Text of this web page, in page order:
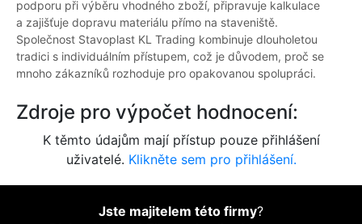
podporu při výběru vhodného zboží, připravuje kalkulace
a zajišťuje dopravu materiálu přímo na staveniště.
Společnost Stavoplast KL Trading kombinuje dlouholetou
tradici s individuálním přístupem, což je důvodem, proč se
mnoho zákazníků rozhoduje pro opakovanou spolupráci.
Zdroje pro výpočet hodnocení:
K těmto údajům mají přístup pouze přihlášení
uživatelé. Klikněte sem pro přihlášení.
Jste majitelem této firmy?